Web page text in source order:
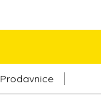
Prodavnice